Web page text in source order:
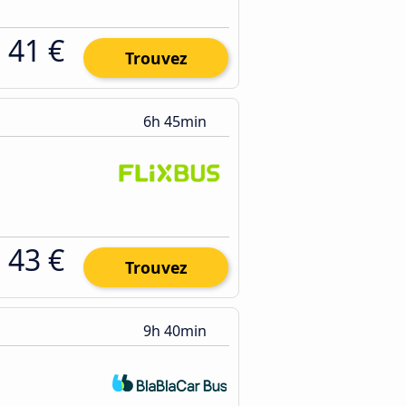
41 € Trouvez
6h 45min
43 € Trouvez
9h 40min